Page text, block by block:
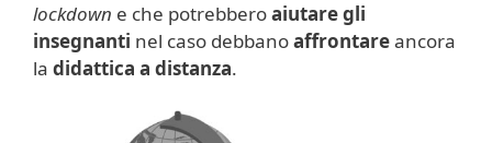
lockdown e che potrebberoaiutare gli
insegnanti nel caso debbanoaffrontareancora
la didattica a distanza.